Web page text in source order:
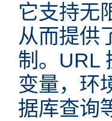
它支持无
从而提供
制。URL
变量，环
据库查询